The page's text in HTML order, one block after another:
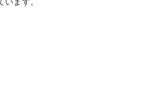
います。